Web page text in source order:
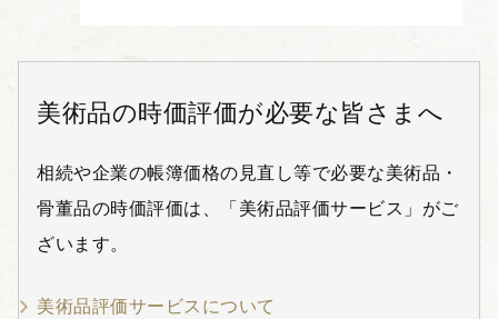
美術品の時価評価が必要な皆さまへ
相続や企業の帳簿価格の見直し等で必要な美術品・
骨董品の時価評価は、「美術品評価サービス」がご
ざいます。
美術品評価サービスについて